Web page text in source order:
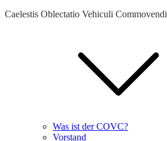
Caelestis Oblectatio Vehiculi Commovendi
Was ist der COVC?
Vorstand